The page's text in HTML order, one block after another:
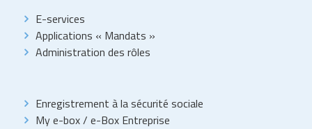
E-services
Applications « Mandats »
Administration des rôles
Enregistrement à la sécurité sociale
My e-box/ e-Box Entreprise